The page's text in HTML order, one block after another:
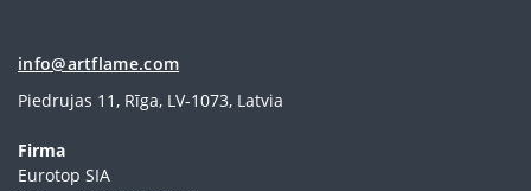
info@artflame.com
Piedrujas 11, Rīga, LV-1073, Latvia
Firma
Eurotop SIA